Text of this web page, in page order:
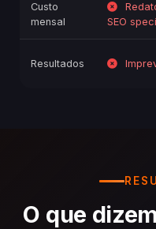
Custo
mensal
SEO
Resultados
O que